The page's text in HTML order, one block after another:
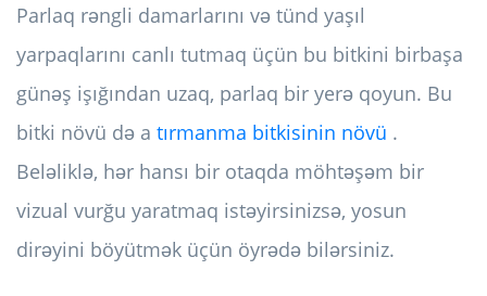
Parlaq rəngli damarlarını və tünd yaşıl
yarpaqlarını canlı tutmaq üçün bu bitkini birbaşa
günəş işığından uzaq, parlaq bir yerə qoyun. Bu
bitki növü də a tırmanma bitkisinin növü .
Beləliklə, hər hansı bir otaqda möhtəşəm bir
vizual vurğu yaratmaq istəyirsinizsə, yosun
dirəyini böyütmək üçün öyrədə bilərsiniz.